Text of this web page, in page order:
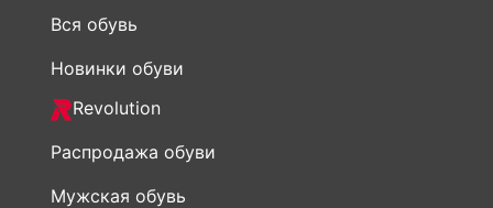
Revolution
Распродажа обуви
Мужская обувь
Женская обувь
Обувь Рикер